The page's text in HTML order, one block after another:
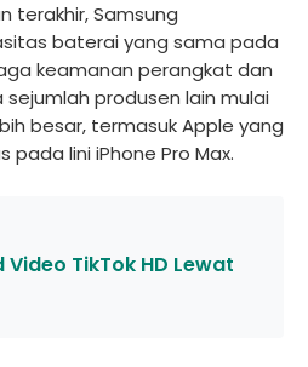
terakhir, Samsung
baterai yang sama pada
keamanan perangkat dan
produsen lain mulai
besar, termasuk Apple yang
lini iPhone Pro Max.
TikTok HD Lewat